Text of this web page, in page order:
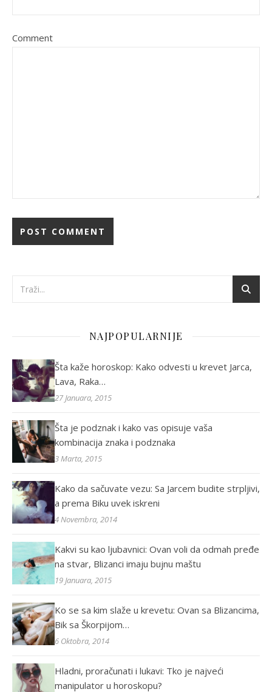
Comment
NAJPOPULARNIJE
Šta kaže horoskop: Kako odvesti u krevet Jarca,
Lava, Raka…
27 Januara, 2015
Šta je podznak i kako vas opisuje vaša
kombinacija znaka i podznaka
3 Marta, 2015
Kako da sačuvate vezu: Sa Jarcem budite strpljivi,
a prema Biku uvek iskreni
4 Novembra, 2014
Kakvi su kao ljubavnici: Ovan voli da odmah pređe
na stvar, Blizanci imaju bujnu maštu
19 Januara, 2015
Ko se sa kim slaže u krevetu: Ovan sa Blizancima,
Bik sa Škorpijom…
6 Oktobra, 2014
Hladni, proračunati i lukavi: Tko je najveći
manipulator u horoskopu?